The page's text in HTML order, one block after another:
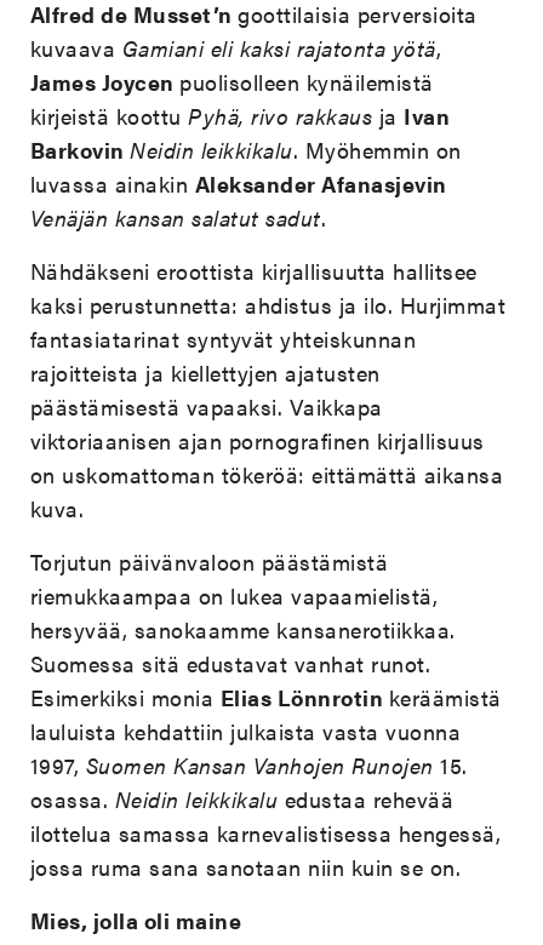
Alfred de Musset’ngoottilaisia perversioita
kuvaava Gamiani eli kaksi rajatonta yötä,
James Joycen puolisolleen kynäilemistä
kirjeistä koottuPyhä, rivo rakkaus ja Ivan
BarkovinNeidin leikkikalu. Myöhemmin on
luvassa ainakin Aleksander Afanasjevin
Venäjän kansan salatut sadut.
Nähdäkseni eroottista kirjallisuutta hallitsee
kaksi perustunnetta: ahdistus ja ilo. Hurjimmat
fantasiatarinat syntyvät yhteiskunnan
rajoitteista ja kiellettyjen ajatusten
päästämisestä vapaaksi. Vaikkapa
viktoriaanisen ajan pornografinen kirjallisuus
on uskomattoman tökeröä: eittämättä aikansa
kuva.
Torjutun päivänvaloon päästämistä
riemukkaampaa on lukea vapaamielistä,
hersyvää, sanokaamme kansanerotiikkaa.
Suomessa sitä edustavat vanhat runot.
Esimerkiksi monia Elias Lönnrotin keräämistä
lauluista kehdattiin julkaista vasta vuonna
1997, Suomen Kansan Vanhojen Runojen15.
osassa. Neidin leikkikalu edustaa rehevää
ilottelua samassa karnevalistisessa hengessä,
jossa ruma sana sanotaan niin kuin se on.
Mies, jolla oli maine